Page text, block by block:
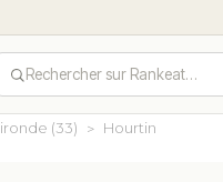
Rechercher sur Rankeat…
(33) Hourtin